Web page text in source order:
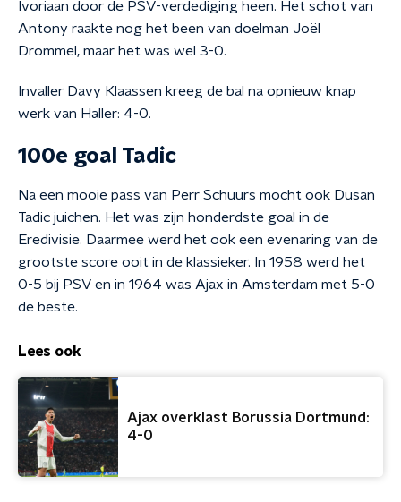
Ivoriaan door de PSV-verdediging heen. Het schot van
Antony raakte nog het been van doelman Joël
Drommel, maar het was wel 3-0.
Invaller Davy Klaassen kreeg de bal na opnieuw knap
werk van Haller: 4-0.
100e goal Tadic
Na een mooie pass van Perr Schuurs mocht ook Dusan
Tadic juichen. Het was zijn honderdste goal in de
Eredivisie. Daarmee werd het ook een evenaring van de
grootste score ooit in de klassieker. In 1958 werd het
0-5 bij PSV en in 1964 was Ajax in Amsterdam met 5-0
de beste.
Lees ook
Ajax overklast Borussia Dortmund:
4-0